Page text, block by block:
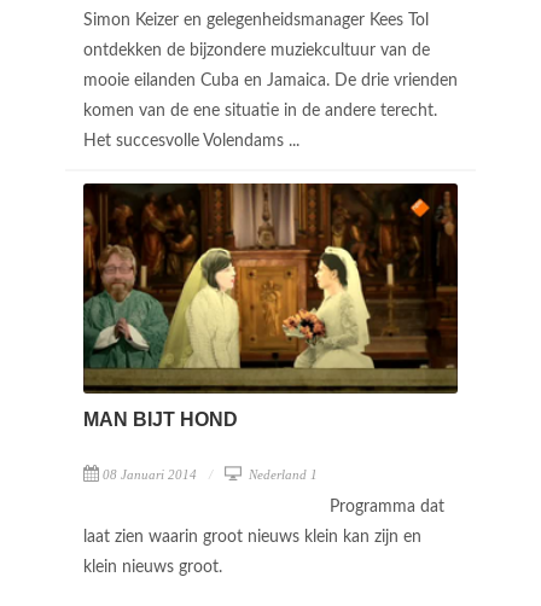
Simon Keizer en gelegenheidsmanager Kees Tol
ontdekken de bijzondere muziekcultuur van de
mooie eilanden Cuba en Jamaica. De drie vrienden
komen van de ene situatie in de andere terecht.
Het succesvolle Volendams ...
MAN BIJT HOND
08 Januari 2014 Nederland 1
Programma dat
laat zien waarin groot nieuws klein kan zijn en
klein nieuws groot.